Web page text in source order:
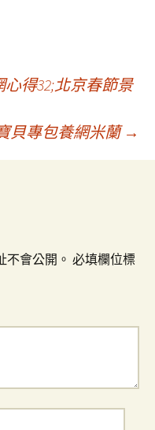
心得32;北京春節景
貝專包養網米蘭 →
不會公開。 必填欄位標